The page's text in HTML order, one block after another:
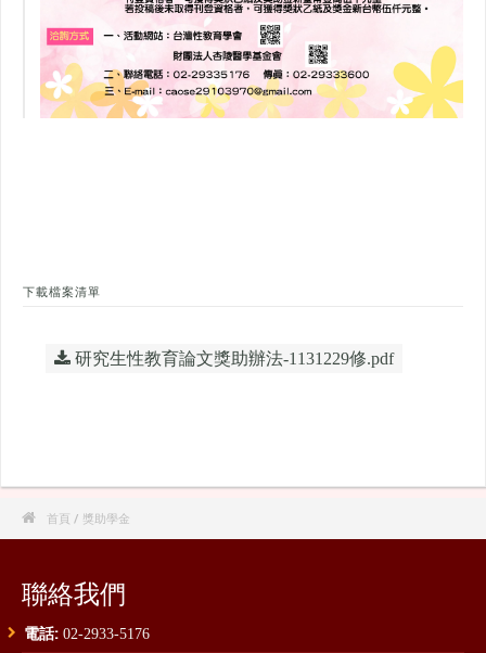
下載檔案清單
研究生性教育論文獎助辦法-1131229修.pdf
 首頁 / 獎助學金
聯絡我們
電話: 02-2933-5176